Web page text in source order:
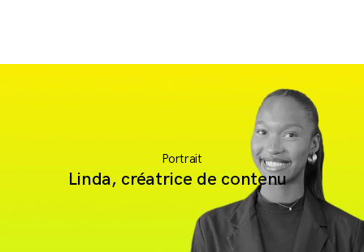
andClients
S'inscrire à la newsletter
Portrait
Linda, créatrice de contenu